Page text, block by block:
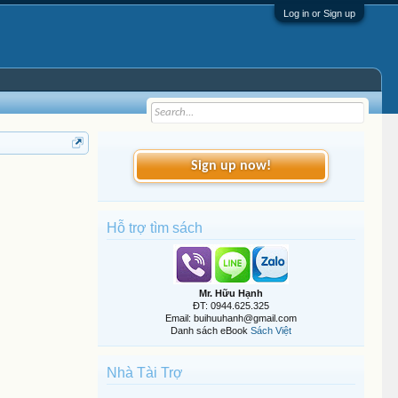
Log in or Sign up
Sign up now!
Hỗ trợ tìm sách
Mr. Hữu Hạnh
ĐT: 0944.625.325
Email: buihuuhanh@gmail.com
Danh sách eBook Sách Việt
Nhà Tài Trợ